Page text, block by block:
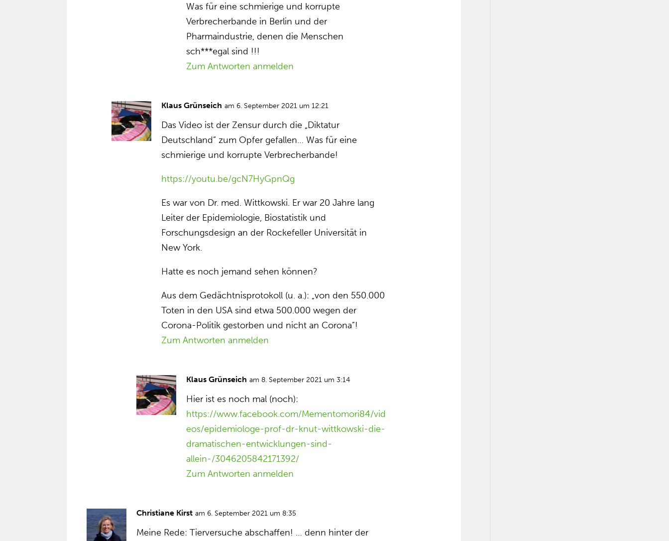
Was für eine schmierige und korrupte
Verbrecherbande in Berlin und der
Pharmaindustrie, denen die Menschen
sch***egal sind !!!
Zum Antworten anmelden
Klaus Grünseich am 6. September 2021 um 12:21
Das Video ist der Zensur durch die „Diktatur
Deutschland” zum Opfer gefallen… Was für eine
schmierige und korrupte Verbrecherbande!
https://youtu.be/gcN7HyGpnQg
Es war von Dr. med. Wittkowski. Er war 20 Jahre lang
Leiter der Epidemiologie, Biostatistik und
Forschungsdesign an der Rockefeller Universität in
New York.
Hatte es noch jemand sehen können?
Aus dem Gedächtnisprotokoll (u. a.): „von den 550.000
Toten in den USA sind etwa 500.000 wegen der
Corona-Politik gestorben und nicht an Corona”!
Zum Antworten anmelden
Klaus Grünseich am 8. September 2021 um 3:14
Hier ist es noch mal (noch):
https://www.facebook.com/Mementomori84/vid
eos/epidemiologe-prof-dr-knut-wittkowski-die-
dramatischen-entwicklungen-sind-
allein-/3046205842171392/
Zum Antworten anmelden
Christiane Kirst am 6. September 2021 um 8:35
Meine Rede: Tierversuche abschaffen! … denn hinter der